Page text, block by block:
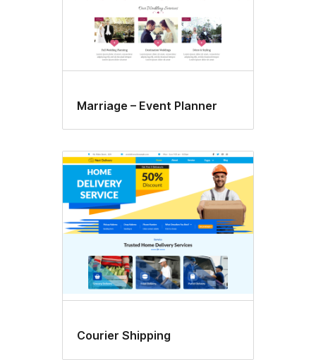
Marriage – Event Planner
Courier Shipping